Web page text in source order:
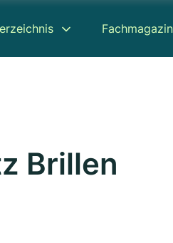
Fachmagazin
Brillen